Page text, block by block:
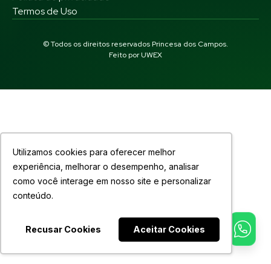
Utilizamos cookies para oferecer melhor
experiência, melhorar o desempenho, analisar
como você interage em nosso site e personalizar
conteúdo.
Recusar Cookies Aceitar Cookies
Termos de Uso
© Todos os direitos reservados Princesa dos Campos.
Feito porUWEX